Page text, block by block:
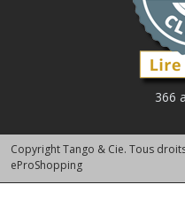
366
Copyright Tango & Cie. Tous
eProShopping